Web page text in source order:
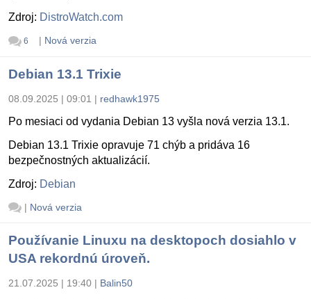
Zdroj: DistroWatch.com
6 | Nová verzia
Debian 13.1 Trixie
08.09.2025 | 09:01 | redhawk1975
Po mesiaci od vydania Debian 13 vyšla nová verzia 13.1.
Debian 13.1 Trixie opravuje 71 chýb a pridáva 16
bezpečnostných aktualizácií.
Zdroj: Debian
| Nová verzia
Používanie Linuxu na desktopoch dosiahlo v
USA rekordnú úroveň.
21.07.2025 | 19:40 | Balin50